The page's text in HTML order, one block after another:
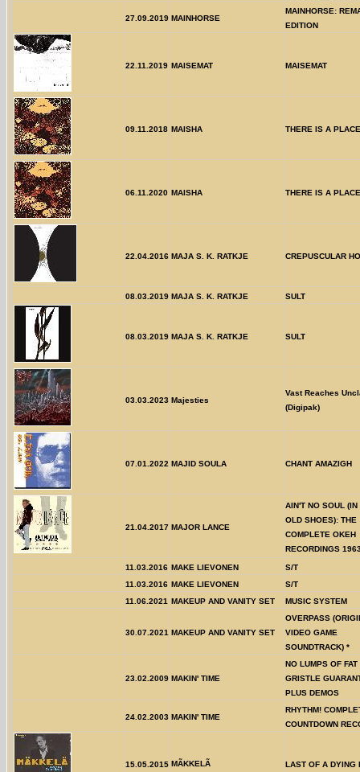
27.09.2019 MAINHORSE
MAINHORSE:
EDITION
22.11.2019 MAISEMAT MAISEMAT
09.11.2018 MAISHA THERE IS A PLACE
06.11.2020 MAISHA THERE IS A PLACE
22.04.2016 MAJA S. K. RATKJE CREPUSCULAR
08.03.2019 MAJA S. K. RATKJE SULT
08.03.2019 MAJA S. K. RATKJE SULT
03.03.2023 Majesties
Vast Reaches
(Digipak)
07.01.2022 MAJID SOULA CHANT AMAZIGH
21.04.2017 MAJOR LANCE
AIN'T NO SOUL (IN
OLD SHOES): THE
COMPLETE OKEH
RECORDINGS
11.03.2016 MAKE LIEVONEN
S/T
11.03.2016 MAKE LIEVONEN
S/T
11.06.2021 MAKEUP AND VANITY SET MUSIC SYSTEM
30.07.2021 MAKEUP AND VANITY SET
OVERPASS
VIDEO GAME
SOUNDTRACK) *
23.02.2009 MAKIN' TIME
NO LUMPS OF FAT
GRISTLE
PLUS DEMOS
24.02.2003 MAKIN' TIME
RHYTHM!
COUNTDOWN
15.05.2015 MÃKKELÃ LAST OF A DYING